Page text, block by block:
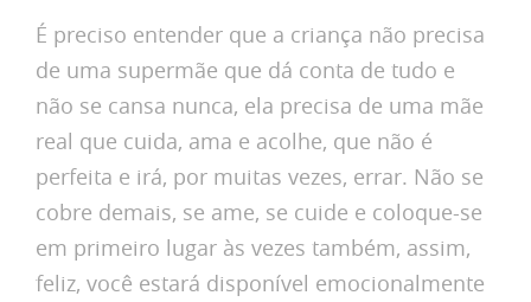
É preciso entender que a criança não precisa
de uma supermãe que dá conta de tudo e
não se cansa nunca, ela precisa de uma mãe
real que cuida, ama e acolhe, que não é
perfeita e irá, por muitas vezes, errar. Não se
cobre demais, se ame, se cuide e coloque-se
em primeiro lugar às vezes também, assim,
feliz, você estará disponível emocionalmente